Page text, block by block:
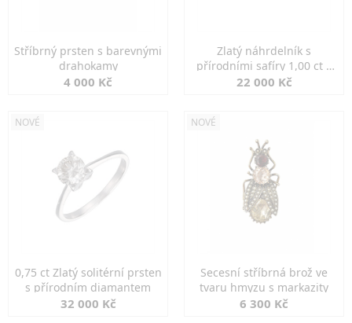
Stříbrný prsten s barevnými
drahokamy
4 000 Kč
Zlatý náhrdelník s
přírodními safíry 1,00 ct a
diamanty
22 000 Kč
NOVÉ
0,75 ct Zlatý solitérní prsten
s přírodním diamantem
32 000 Kč
NOVÉ
Secesní stříbrná brož ve
tvaru hmyzu s markazity
6 300 Kč